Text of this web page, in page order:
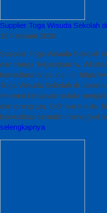
Supplier Toga Wisuda Sekolah
19 Februari 2026
Supplier Toga Wisuda Sekolah
dan Harga Terjangkau 📞
konsultasi langsung: 👉 https://
Toga Wisuda Sekolah di
Momen kelulusan selalu
dan orang tua. Oleh karena itu,
berkualitas semakin meningkat
selengkapnya